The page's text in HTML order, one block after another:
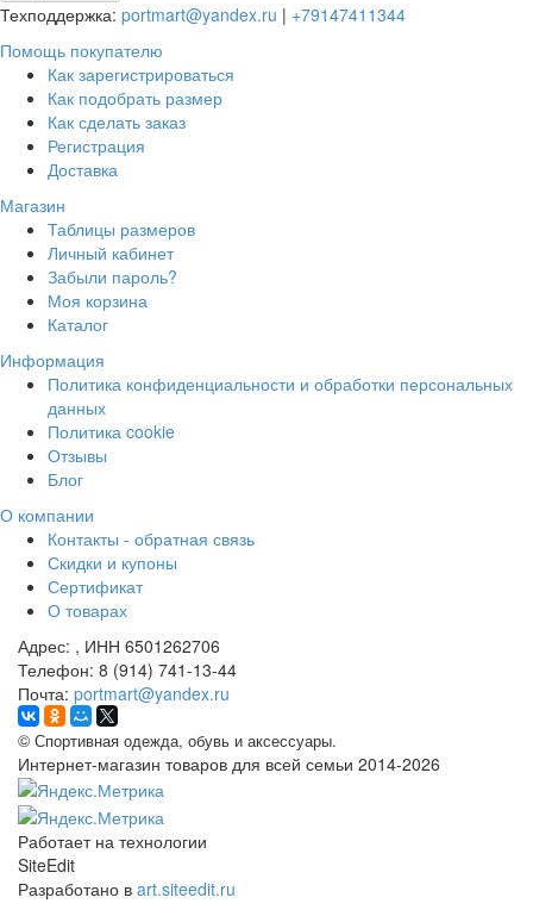
Техподдержка: portmart@yandex.ru | +79147411344
Помощь покупателю
Как зарегистрироваться
Как подобрать размер
Как сделать заказ
Регистрация
Доставка
Магазин
Таблицы размеров
Личный кабинет
Забыли пароль?
Моя корзина
Каталог
Информация
Политика конфиденциальности и обработки персональных
данных
Политика cookie
Отзывы
Блог
О компании
Контакты - обратная связь
Скидки и купоны
Сертификат
О товарах
Адрес: , ИНН 6501262706
Телефон: 8 (914) 741-13-44
Почта: portmart@yandex.ru
© Спортивная одежда, обувь и аксессуары.
Интернет-магазин товаров для всей семьи 2014-2026
Работает на технологии
SiteEdit
Разработано в art.siteedit.ru